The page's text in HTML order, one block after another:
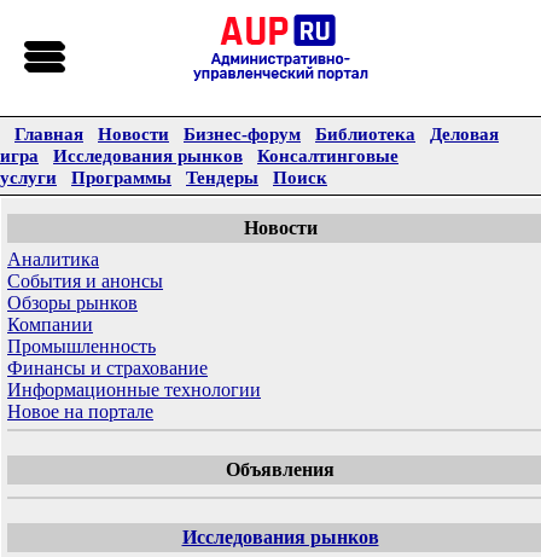
Главная Новости Бизнес-форум Библиотека
Деловая
игра
Исследования рынков
Консалтинговые
услуги
Программы Тендеры Поиск
Новости
Аналитика
События и анонсы
Обзоры рынков
Компании
Промышленность
Финансы и страхование
Информационные технологии
Новое на портале
Объявления
Исследования рынков